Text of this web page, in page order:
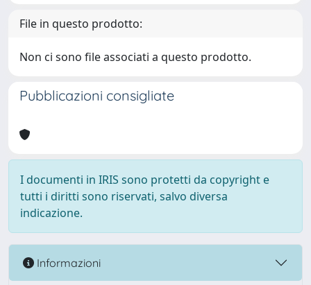
File in questo prodotto:
Non ci sono file associati a questo prodotto.
Pubblicazioni consigliate
I documenti in IRIS sono protetti da copyright e
tutti i diritti sono riservati, salvo diversa
indicazione.
Informazioni